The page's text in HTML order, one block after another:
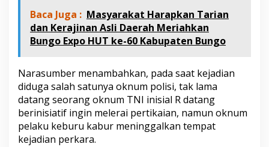
n
g
T
a
i
k
e
a
l
Baca Juga : Masyarakat Harapkan Tarian
dan Kerajinan Asli Daerah Meriahkan
Bungo Expo HUT ke-60 Kabupaten Bungo
Narasumber menambahkan, pada saat kejadian
diduga salah satunya oknum polisi, tak lama
datang seorang oknum TNI inisial R datang
berinisiatif ingin melerai pertikaian, namun oknum
pelaku keburu kabur meninggalkan tempat
kejadian perkara.